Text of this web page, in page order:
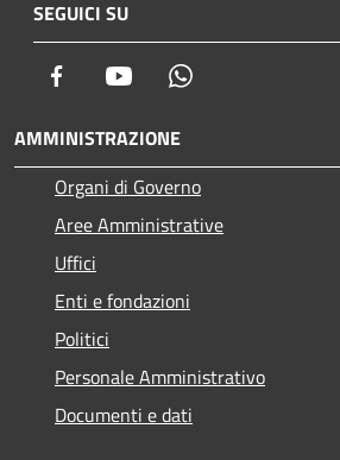
SEGUICI SU
Facebook Youtube
AMMINISTRAZIONE
Organi di Governo
Aree Amministrative
Uffici
Enti e fondazioni
Politici
Personale Amministrativo
Documenti e dati